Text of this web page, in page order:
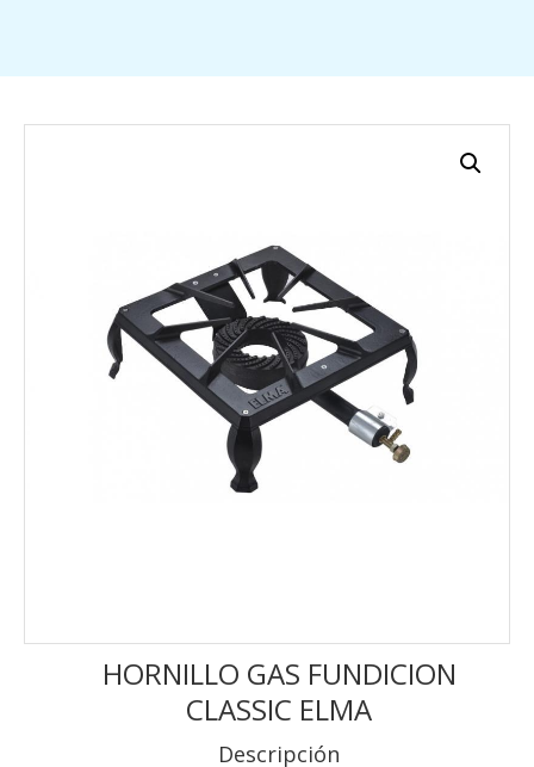
HORNILLO GAS FUNDICION
CLASSIC ELMA
Descripción